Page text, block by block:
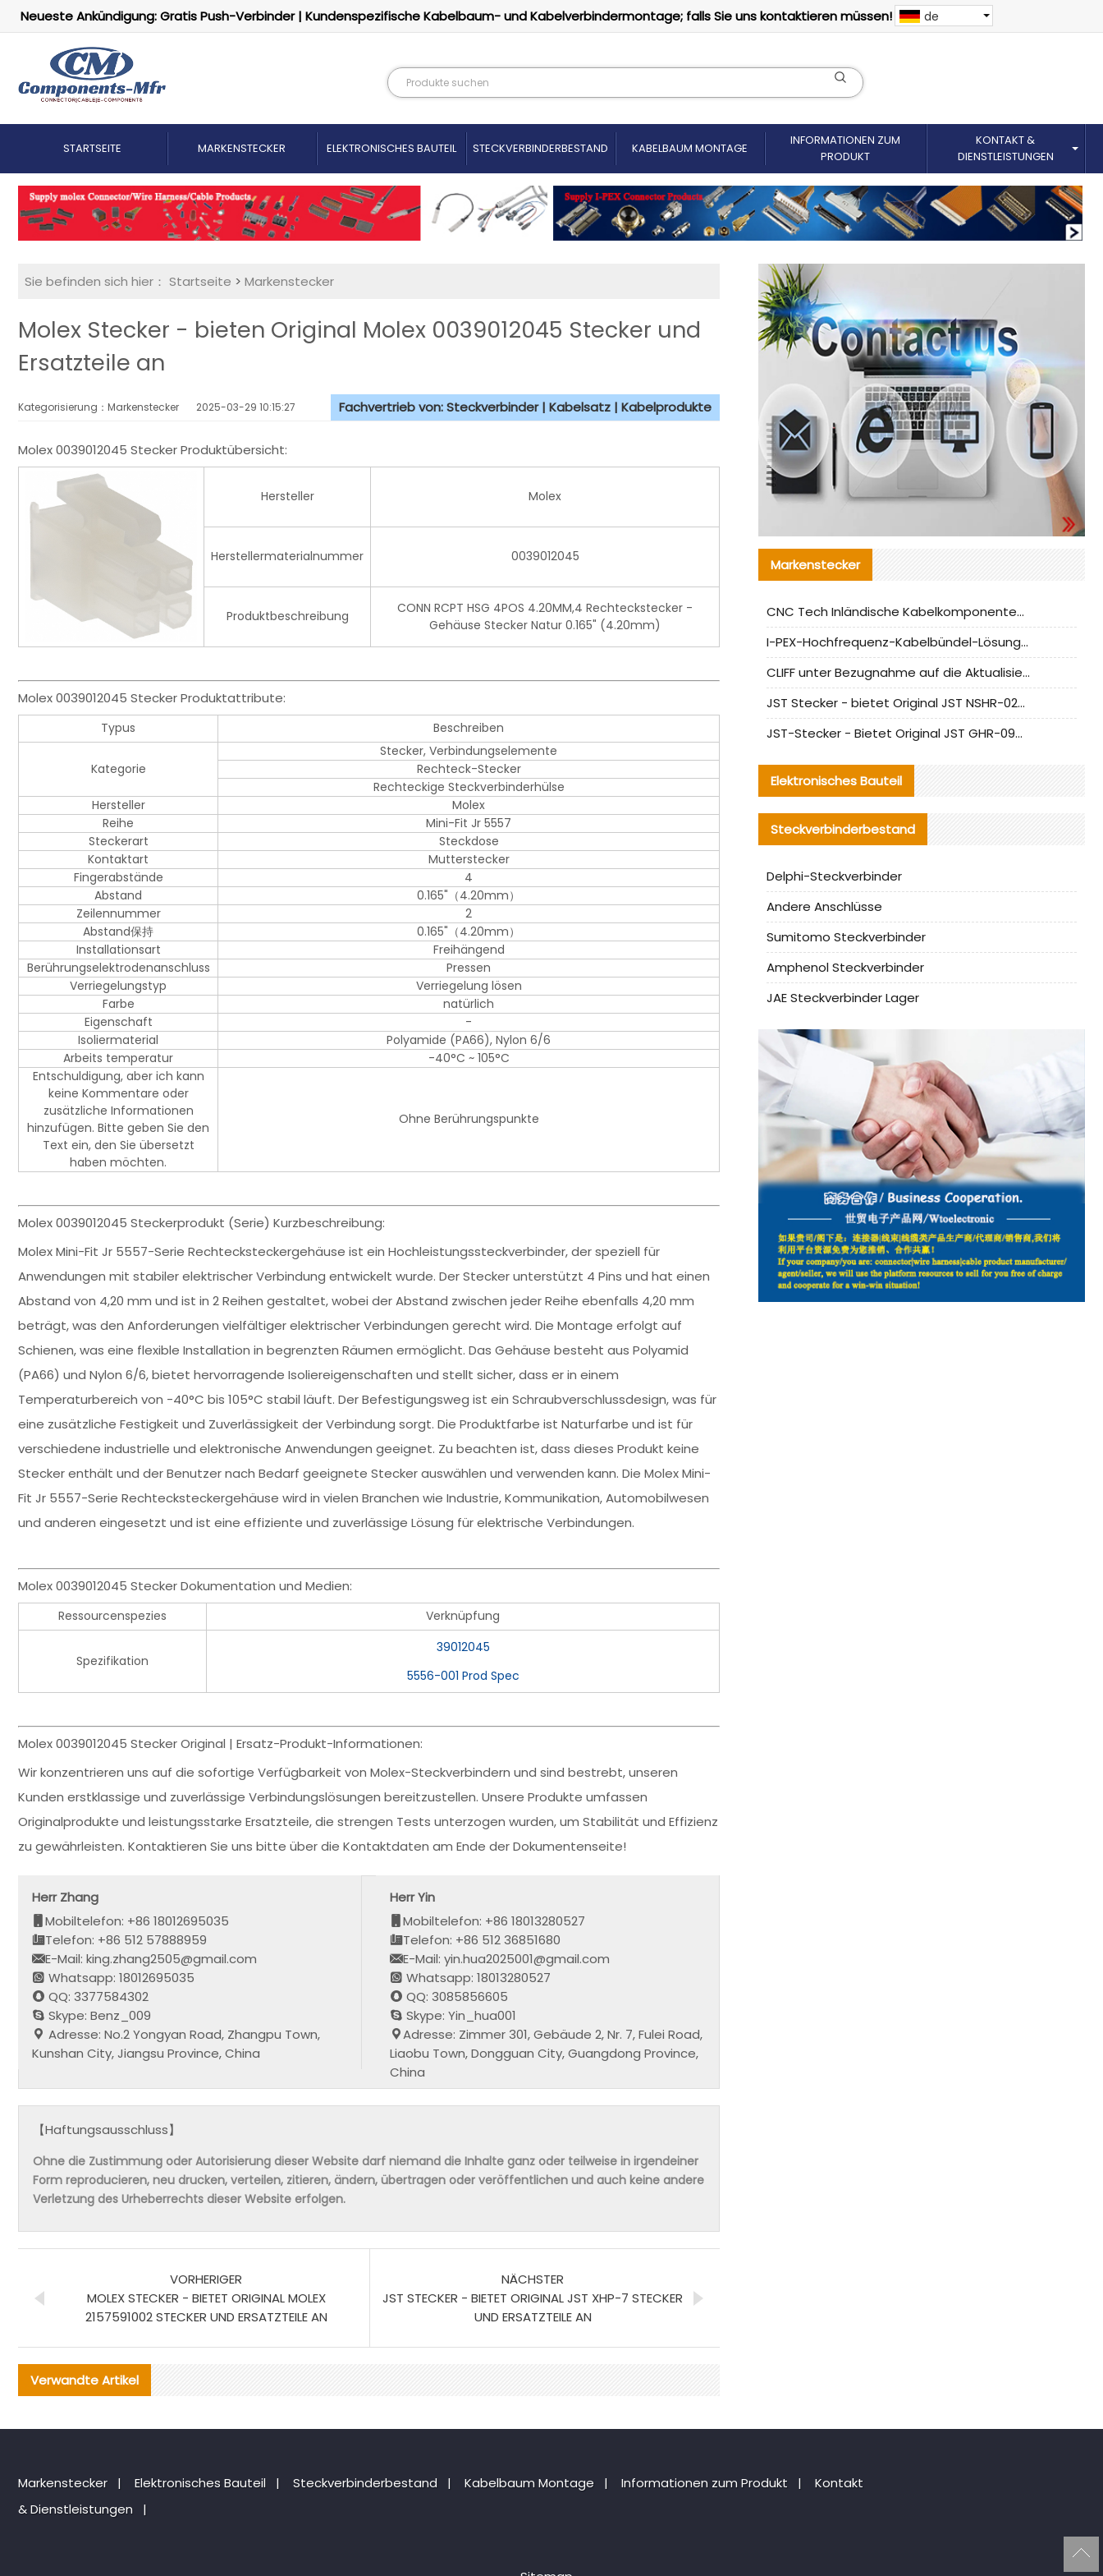
Neueste Ankündigung: Gratis Push-Verbinder | Kundenspezifische Kabelbaum- und Kabelverbindermontage; falls Sie uns kontaktieren müssen! de
STARTSEITE MARKENSTECKER ELEKTRONISCHES BAUTEIL STECKVERBINDERBESTAND KABELBAUM MONTAGE
INFORMATIONEN ZUM
PRODUKT
KONTAKT &
DIENSTLEISTUNGEN
Sie befinden sich hier： Startseite > Markenstecker
Molex Stecker - bieten Original Molex 0039012045 Stecker und
Ersatzteile an
Kategorisierung：Markenstecker 2025-03-29 10:15:27 Fachvertrieb von: Steckverbinder | Kabelsatz | Kabelprodukte
Molex 0039012045 Stecker Produktübersicht:
Hersteller Molex
Herstellermaterialnummer 0039012045
Produktbeschreibung
CONN RCPT HSG 4POS 4.20MM,4 Rechteckstecker -
Gehäuse Stecker Natur 0.165" (4.20mm)
Molex 0039012045 Stecker Produktattribute:
Typus Beschreiben
Kategorie
Stecker, Verbindungselemente
Rechteck-Stecker
Rechteckige Steckverbinderhülse
Hersteller
Molex
Reihe
Mini-Fit Jr 5557
Steckerart
Steckdose
Kontaktart
Mutterstecker
Fingerabstände
4
Abstand
0.165"（4.20mm）
Zeilennummer
2
Abstand保持
0.165"（4.20mm）
Installationsart
Freihängend
Berührungselektrodenanschluss
Pressen
Verriegelungstyp
Verriegelung lösen
Farbe
natürlich
Eigenschaft
-
Isoliermaterial
Polyamide (PA66), Nylon 6/6
Arbeits temperatur
-40°C ~ 105°C
Entschuldigung, aber ich kann
keine Kommentare oder
zusätzliche Informationen
hinzufügen. Bitte geben Sie den
Text ein, den Sie übersetzt
haben möchten.
Ohne Berührungspunkte
Molex 0039012045 Steckerprodukt (Serie) Kurzbeschreibung:
Molex Mini-Fit Jr 5557-Serie Rechtecksteckergehäuse ist ein Hochleistungssteckverbinder, der speziell für
Anwendungen mit stabiler elektrischer Verbindung entwickelt wurde. Der Stecker unterstützt 4 Pins und hat einen
Abstand von 4,20 mm und ist in 2 Reihen gestaltet, wobei der Abstand zwischen jeder Reihe ebenfalls 4,20 mm
beträgt, was den Anforderungen vielfältiger elektrischer Verbindungen gerecht wird. Die Montage erfolgt auf
Schienen, was eine flexible Installation in begrenzten Räumen ermöglicht. Das Gehäuse besteht aus Polyamid
(PA66) und Nylon 6/6, bietet hervorragende Isoliereigenschaften und stellt sicher, dass er in einem
Temperaturbereich von -40°C bis 105°C stabil läuft. Der Befestigungsweg ist ein Schraubverschlussdesign, was für
eine zusätzliche Festigkeit und Zuverlässigkeit der Verbindung sorgt. Die Produktfarbe ist Naturfarbe und ist für
verschiedene industrielle und elektronische Anwendungen geeignet. Zu beachten ist, dass dieses Produkt keine
Stecker enthält und der Benutzer nach Bedarf geeignete Stecker auswählen und verwenden kann. Die Molex Mini-
Fit Jr 5557-Serie Rechtecksteckergehäuse wird in vielen Branchen wie Industrie, Kommunikation, Automobilwesen
und anderen eingesetzt und ist eine effiziente und zuverlässige Lösung für elektrische Verbindungen.
Molex 0039012045 Stecker Dokumentation und Medien:
Ressourcenspezies Verknüpfung
Spezifikation
39012045
5556-001 Prod Spec
Molex 0039012045 Stecker Original | Ersatz-Produkt-Informationen:
Wir konzentrieren uns auf die sofortige Verfügbarkeit von Molex-Steckverbindern und sind bestrebt, unseren
Kunden erstklassige und zuverlässige Verbindungslösungen bereitzustellen. Unsere Produkte umfassen
Originalprodukte und leistungsstarke Ersatzteile, die strengen Tests unterzogen wurden, um Stabilität und Effizienz
zu gewährleisten. Kontaktieren Sie uns bitte über die Kontaktdaten am Ende der Dokumentenseite!
Herr Zhang
Mobiltelefon: +86 18012695035
Telefon: +86 512 57888959
E-Mail: king.zhang2505@gmail.com
Whatsapp: 18012695035
QQ: 3377584302
Skype: Benz_009
Adresse: No.2 Yongyan Road, Zhangpu Town,
Kunshan City, Jiangsu Province, China
Herr Yin
Mobiltelefon: +86 18013280527
Telefon: +86 512 36851680
E-Mail: yin.hua2025001@gmail.com
Whatsapp: 18013280527
QQ: 3085856605
Skype: Yin_hua001
Adresse: Zimmer 301, Gebäude 2, Nr. 7, Fulei Road,
Liaobu Town, Dongguan City, Guangdong Province,
China
【Haftungsausschluss】
Ohne die Zustimmung oder Autorisierung dieser Website darf niemand die Inhalte ganz oder teilweise in irgendeiner
Form reproducieren, neu drucken, verteilen, zitieren, ändern, übertragen oder veröffentlichen und auch keine andere
Verletzung des Urheberrechts dieser Website erfolgen.
VORHERIGER
MOLEX STECKER - BIETET ORIGINAL MOLEX
2157591002 STECKER UND ERSATZTEILE AN
NÄCHSTER
JST STECKER - BIETET ORIGINAL JST XHP-7 STECKER
UND ERSATZTEILE AN
Verwandte Artikel
Markenstecker
CNC Tech Inländische Kabelkomponentenbewertung und Massenproduktionsanpassungsanleitung
I-PEX-Hochfrequenz-Kabelbündel-Lösung für die heimische Produktion analysiert
CLIFF unter Bezugnahme auf die Aktualisierung der chinesischen Stecker-Testnormen
JST Stecker - bietet Original JST NSHR-02V-S Stecker und Ersatzteile an
JST-Stecker - Bietet Original JST GHR-09V-S Stecker und Ersatzteile an
Elektronisches Bauteil
Steckverbinderbestand
Delphi-Steckverbinder
Andere Anschlüsse
Sumitomo Steckverbinder
Amphenol Steckverbinder
JAE Steckverbinder Lager
Markenstecker | Elektronisches Bauteil | Steckverbinderbestand | Kabelbaum Montage | Informationen zum Produkt |
Kontakt
& Dienstleistungen
|